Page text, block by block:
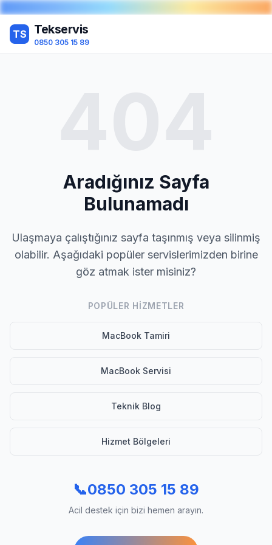
TS Tekservis
0850 305 15 89
Aradığınız Sayfa
Bulunamadı
Ulaşmaya çalıştığınız sayfa taşınmış veya silinmiş
olabilir. Aşağıdaki popüler servislerimizden birine
göz atmak ister misiniz?
POPÜLER HIZMETLER
MacBook Tamiri
MacBook Servisi
Teknik Blog
Hizmet Bölgeleri
📞0850 305 15 89
Acil destek için bizi hemen arayın.